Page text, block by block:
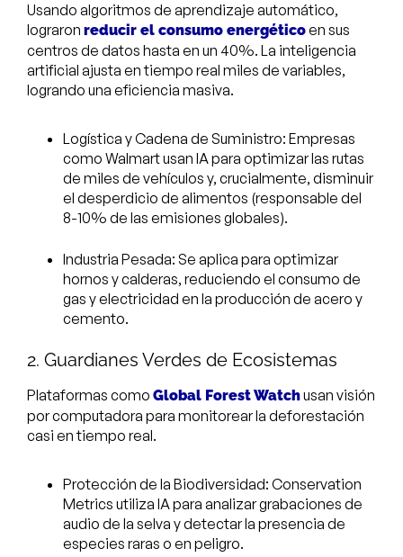
Usando algoritmos de aprendizaje automático,
lograron reducir el consumo energéticoen sus
centros de datos hasta en un 40%. La inteligencia
artificial ajusta en tiempo real miles de variables,
logrando una eficiencia masiva.
Logística y Cadena de Suministro: Empresas
como Walmart usan IA para optimizar las rutas
de miles de vehículos y, crucialmente, disminuir
el desperdicio de alimentos (responsable del
8-10% de las emisiones globales).
Industria Pesada: Se aplica para optimizar
hornos y calderas, reduciendo el consumo de
gas y electricidad en la producción de acero y
cemento.
2. Guardianes Verdes de Ecosistemas
Plataformas como Global Forest Watchusan visión
por computadora para monitorear la deforestación
casi en tiempo real.
Protección de la Biodiversidad: Conservation
Metrics utiliza IA para analizar grabaciones de
audio de la selva y detectar la presencia de
especies raras o en peligro.